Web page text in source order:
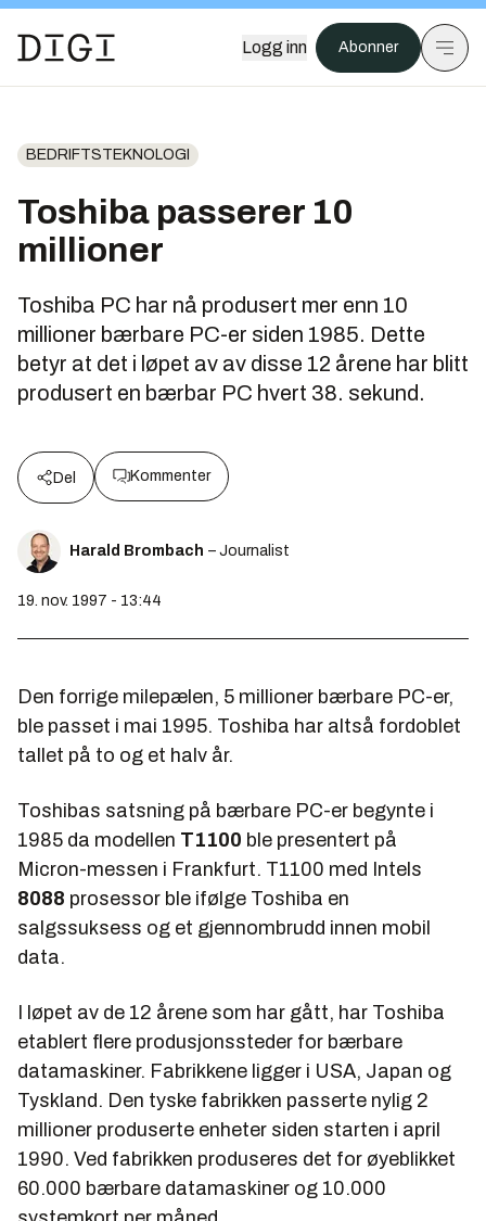
Logg inn Abonner
BEDRIFTSTEKNOLOGI
Toshiba passerer 10
millioner
Toshiba PC har nå produsert mer enn 10
millioner bærbare PC-er siden 1985. Dette
betyr at det i løpet av av disse 12 årene har blitt
produsert en bærbar PC hvert 38. sekund.
Del Kommenter
Harald Brombach – Journalist
19. nov. 1997 - 13:44
Den forrige milepælen, 5 millioner bærbare PC-er,
ble passet i mai 1995. Toshiba har altså fordoblet
tallet på to og et halv år.
Toshibas satsning på bærbare PC-er begynte i
1985 da modellen T1100 ble presentert på
Micron-messen i Frankfurt. T1100 med Intels
8088 prosessor ble ifølge Toshiba en
salgssuksess og et gjennombrudd innen mobil
data.
I løpet av de 12 årene som har gått, har Toshiba
etablert flere produsjonssteder for bærbare
datamaskiner. Fabrikkene ligger i USA, Japan og
Tyskland. Den tyske fabrikken passerte nylig 2
millioner produserte enheter siden starten i april
1990. Ved fabrikken produseres det for øyeblikket
60.000 bærbare datamaskiner og 10.000